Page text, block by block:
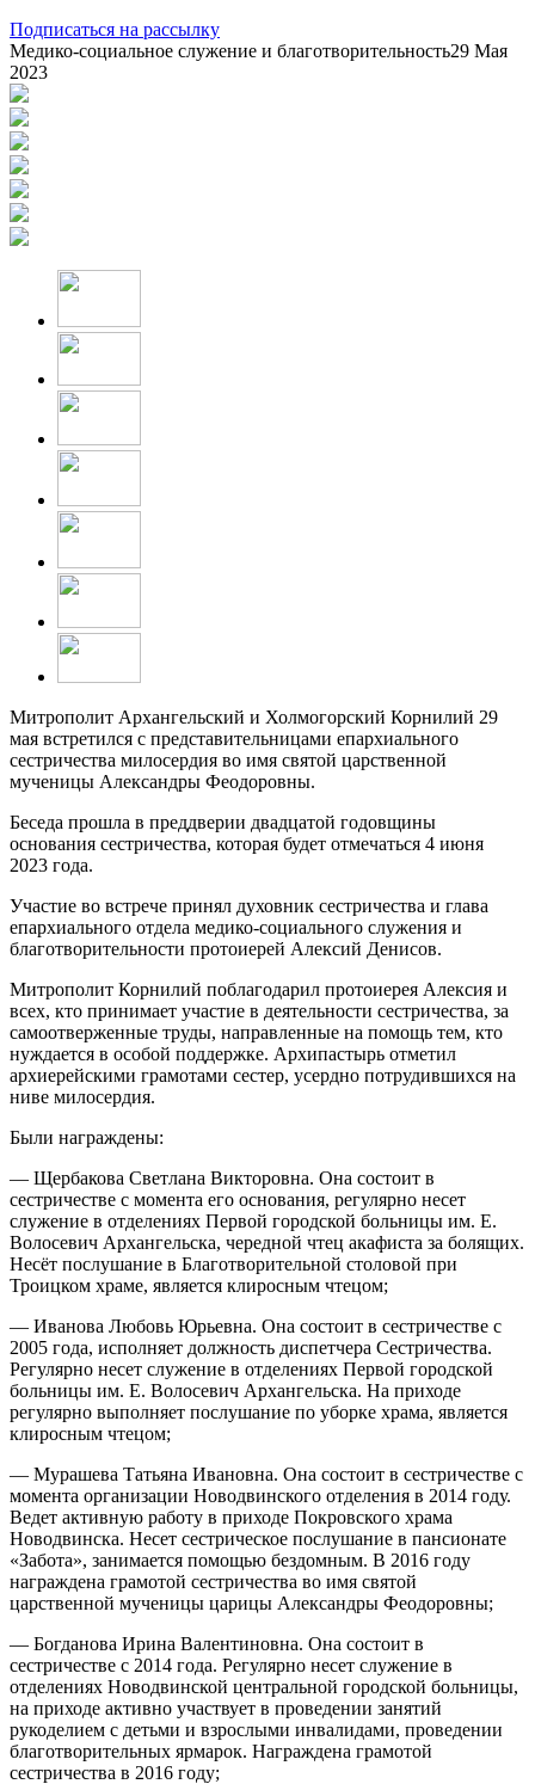
Подписаться на рассылку
Медико-социальное служение и благотворительность29 Мая
2023
Митрополит Архангельский и Холмогорский Корнилий 29
мая встретился с представительницами епархиального
сестричества милосердия во имя святой царственной
мученицы Александры Феодоровны.
Беседа прошла в преддверии двадцатой годовщины
основания сестричества, которая будет отмечаться 4 июня
2023 года.
Участие во встрече принял духовник сестричества и глава
епархиального отдела медико-социального служения и
благотворительности протоиерей Алексий Денисов.
Митрополит Корнилий поблагодарил протоиерея Алексия и
всех, кто принимает участие в деятельности сестричества, за
самоотверженные труды, направленные на помощь тем, кто
нуждается в особой поддержке. Архипастырь отметил
архиерейскими грамотами сестер, усердно потрудившихся на
ниве милосердия.
Были награждены:
— Щербакова Светлана Викторовна. Она состоит в
сестричестве с момента его основания, регулярно несет
служение в отделениях Первой городской больницы им. Е.
Волосевич Архангельска, чередной чтец акафиста за болящих.
Несёт послушание в Благотворительной столовой при
Троицком храме, является клиросным чтецом;
— Иванова Любовь Юрьевна. Она состоит в сестричестве с
2005 года, исполняет должность диспетчера Сестричества.
Регулярно несет служение в отделениях Первой городской
больницы им. Е. Волосевич Архангельска. На приходе
регулярно выполняет послушание по уборке храма, является
клиросным чтецом;
— Мурашева Татьяна Ивановна. Она состоит в сестричестве с
момента организации Новодвинского отделения в 2014 году.
Ведет активную работу в приходе Покровского храма
Новодвинска. Несет сестрическое послушание в пансионате
«Забота», занимается помощью бездомным. В 2016 году
награждена грамотой сестричества во имя святой
царственной мученицы царицы Александры Феодоровны;
— Богданова Ирина Валентиновна. Она состоит в
сестричестве с 2014 года. Регулярно несет служение в
отделениях Новодвинской центральной городской больницы,
на приходе активно участвует в проведении занятий
рукоделием с детьми и взрослыми инвалидами, проведении
благотворительных ярмарок. Награждена грамотой
сестричества в 2016 году;